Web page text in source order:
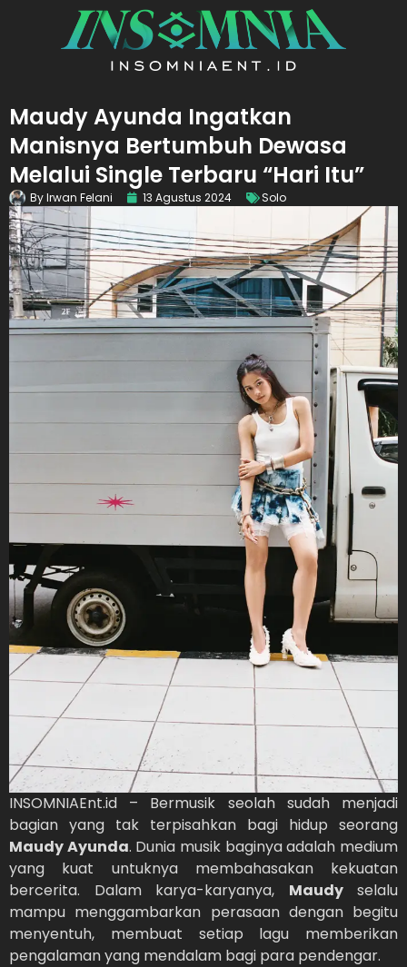
Maudy Ayunda Ingatkan
Manisnya Bertumbuh Dewasa
Melalui Single Terbaru “Hari Itu”
ByIrwan Felani 13 Agustus 2024 Solo
INSOMNIAEnt.id – Bermusik seolah sudah menjadi
bagian yang tak terpisahkan bagi hidup seorang
Maudy Ayunda. Dunia musik baginya adalah medium
yang kuat untuknya membahasakan kekuatan
bercerita. Dalam karya-karyanya, Maudyselalu
mampu menggambarkan perasaan dengan begitu
menyentuh, membuat setiap lagu memberikan
pengalaman yang mendalam bagi para pendengar.